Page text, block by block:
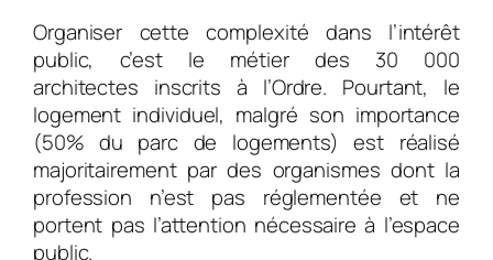
Organiser cette complexité dans l’intérêt
public, c’est le métier des 30 000
architectes inscrits à l’Ordre. Pourtant, le
logement individuel, malgré son importance
(50% du parc de logements) est réalisé
majoritairement par des organismes dont la
profession n’est pas réglementée et ne
portent pas l’attention nécessaire à l’espace
public.